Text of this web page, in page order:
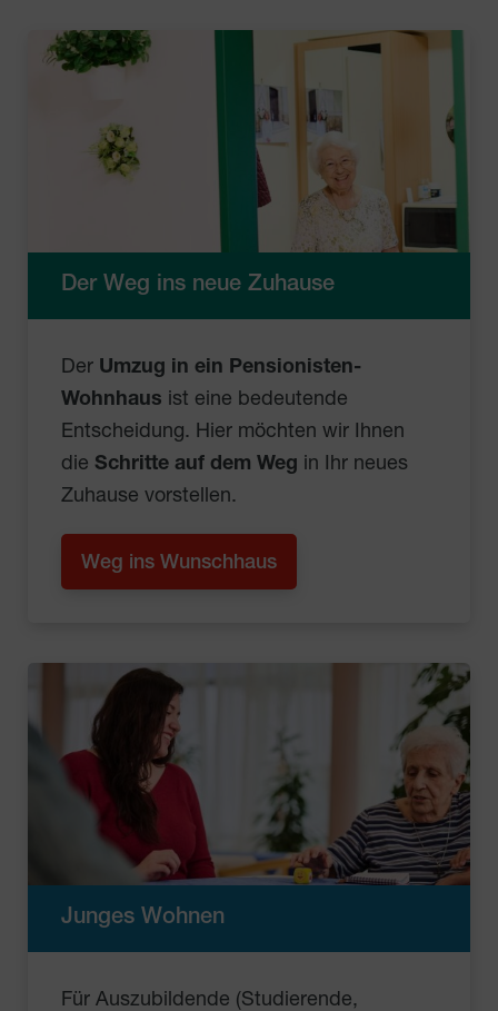
Der Weg ins neue Zuhause
Der Umzug in ein Pensionisten-
Wohnhaus ist eine bedeutende
Entscheidung. Hier möchten wir Ihnen
die Schritte auf dem Weg in Ihr neues
Zuhause vorstellen.
Weg ins Wunschhaus
Junges Wohnen
Für Auszubildende (Studierende,